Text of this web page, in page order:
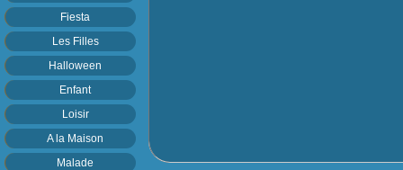
Fiesta
Les Filles
Halloween
Enfant
Loisir
A la Maison
Malade